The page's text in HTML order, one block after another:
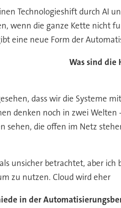
Technologieshift durch AI
wenn die ganze Kette nicht
eine neue Form der
Was sind die
dass wir die Systeme
denken noch in zwei
sehen, die offen im Netz
unsicher betrachtet, aber
zu nutzen. Cloud wird eher
in der